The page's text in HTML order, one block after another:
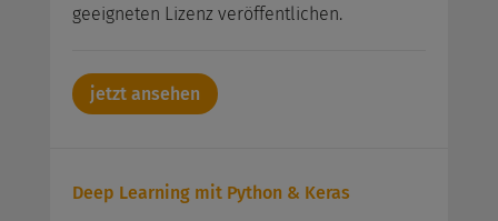
geeigneten Lizenz veröffentlichen.
jetzt ansehen
Deep Learning mit Python & Keras